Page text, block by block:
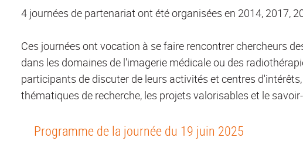
4 journées de partenariat ont été organisées en 2014, 2017,
Ces journées ont vocation à se faire rencontrer chercheurs
dans les domaines de l'imagerie médicale ou des
participants de discuter de leurs activités et centres
thématiques de recherche, les projets valorisables et le
Programme de la journée du 19 juin 2025